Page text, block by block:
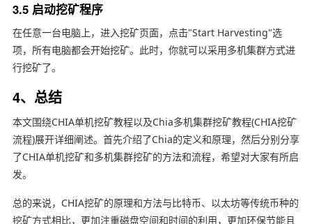
3.5 启动挖矿程序
在任意一台电脑上，进入挖矿页面，点击"Start Harvesting"选
项，所有电脑都会开始挖矿。此时，你就可以采用多机集群方式进
行挖矿了。
4、总结
本文围绕CHIA单机挖矿教程以及Chia多机集群挖矿教程(CHIA挖矿
流程)展开详细阐述。首先介绍了Chia的定义和原理，然后分别分享
了CHIA单机挖矿和多机集群挖矿的方法和流程，希望对大家有所启
发。
总的来说，CHIA挖矿的原理和方法与比特币、以太坊等传统币种的
挖矿方式相比，更加注重磁盘空间和时间的利用，更加环保节能且